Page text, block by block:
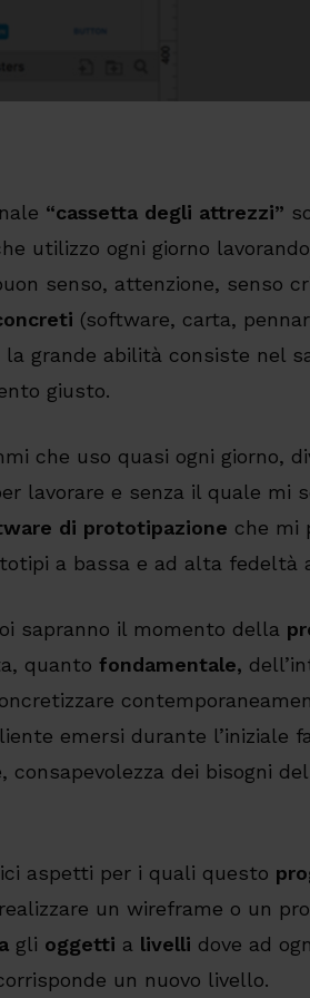
“cassetta degli attrezzi”
utilizzo ogni giorno
senso, attenzione, senso
(software, carta,
grande abilità consiste nel
giusto.
che uso quasi ogni giorno,
lavorare e senza il quale mi
di prototipazione che mi
a bassa e ad alta fedeltà
sapranno il momento della
quanto fondamentale,
emersi durante l’iniziale
consapevolezza dei bisogni
aspetti per i quali questo
un wireframe o un
gli oggetti a livelli dove ad
un nuovo livello.